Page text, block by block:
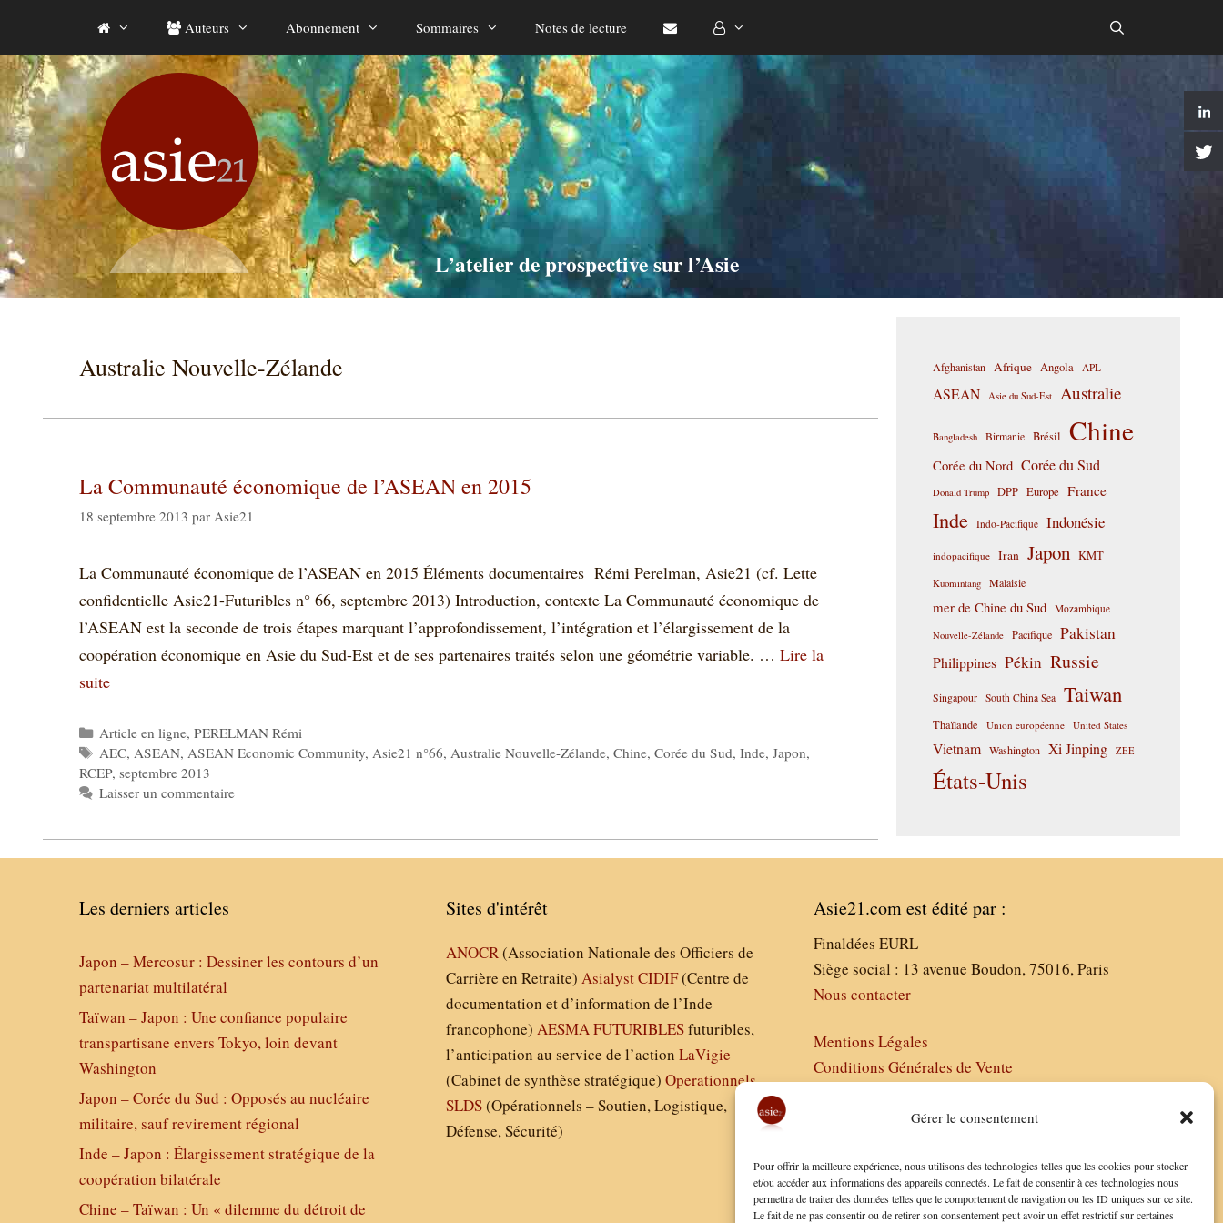
Gérer le consentement
Pour offrir la meilleure expérience, nous utilisons des technologies telles que les cookies pour stocker
et/ou accéder aux informations des appareils connectés. Le fait de consentir à ces technologies nous
permettra de traiter des données telles que le comportement de navigation ou les ID uniques sur ce site.
Le fait de ne pas consentir ou de retirer son consentement peut avoir un effet restrictif sur certaines
contenu
Auteurs Abonnement Sommaires Notes de lecture
L’atelier de prospective sur l’Asie
Australie Nouvelle-Zélande
La Communauté économique de l’ASEAN en 2015
18 septembre 2013 par Asie21
La Communauté économique de l’ASEAN en 2015 Éléments documentaires Rémi Perelman, Asie21 (cf. Lette
confidentielle Asie21-Futuribles n° 66, septembre 2013) Introduction, contexte La Communauté économique de
l’ASEAN est la seconde de trois étapes marquant l’approfondissement, l’intégration et l’élargissement de la
coopération économique en Asie du Sud-Est et de ses partenaires traités selon une géométrie variable. … Lire la
suite
Catégories
Article en ligne,PERELMAN Rémi
Étiquettes
AEC,ASEAN,ASEAN Economic Community,Asie21 n°66,Australie Nouvelle-Zélande,Chine,Corée du Sud,Inde,Japon,
RCEP, septembre 2013
Laisser un commentaire
Afghanistan Afrique Angola APL
ASEAN Asie du Sud-Est Australie
Bangladesh Birmanie Brésil Chine
Corée du Nord Corée du Sud
Donald Trump DPP Europe France
Inde Indo-Pacifique Indonésie
indopacifique Iran Japon KMT
Kuomintang Malaisie
mer de Chine du Sud Mozambique
Nouvelle-Zélande Pacifique Pakistan
Philippines Pékin Russie
Singapour South China Sea Taiwan
Thaïlande Union européenne United States
Vietnam Washington Xi Jinping ZEE
États-Unis
Les derniers articles
Japon – Mercosur : Dessiner les contours d’un
partenariat multilatéral
Taïwan – Japon : Une confiance populaire
transpartisane envers Tokyo, loin devant
Washington
Japon – Corée du Sud : Opposés au nucléaire
militaire, sauf revirement régional
Inde – Japon : Élargissement stratégique de la
coopération bilatérale
Chine – Taïwan : Un « dilemme du détroit de
Sites d'intérêt
ANOCR(Association Nationale des Officiers de
Carrière en Retraite)AsialystCIDIF(Centre de
documentation et d’information de l’Inde
francophone)AESMAFUTURIBLESfuturibles,
l’anticipation au service de l’actionLaVigie
(Cabinet de synthèse stratégique)Operationnels
SLDS(Opérationnels – Soutien, Logistique,
Défense, Sécurité)
Asie21.com est édité par :
Finaldées EURL
Siège social : 13 avenue Boudon, 75016, Paris
Nous contacter
Mentions Légales
Conditions Générales de Vente